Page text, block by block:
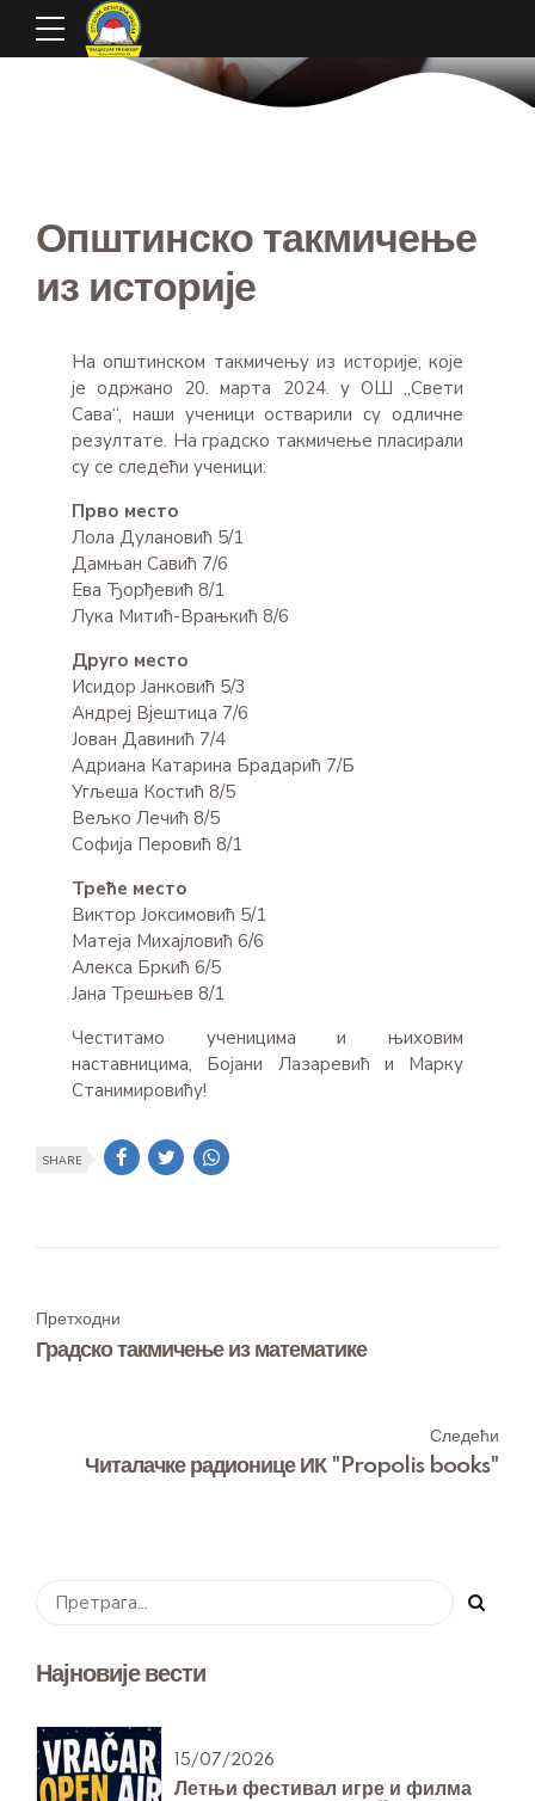
Општинско такмичење
из историје
На општинском такмичењу из историје, које
је одржано 20. марта 2024. у ОШ ,,Свети
Сава“, наши ученици остварили су одличне
резултате. На градско такмичење пласирали
су се следећи ученици:
Прво место
Лола Дулановић 5/1
Дамњан Савић 7/6
Ева Ђорђевић 8/1
Лука Митић-Врањкић 8/6
Друго место
Исидор Јанковић 5/3
Андреј Вјештица 7/6
Јован Давинић 7/4
Адриана Катарина Брадарић 7/Б
Угљеша Костић 8/5
Вељко Лечић 8/5
Софија Перовић 8/1
Треће место
Виктор Јоксимовић 5/1
Матеја Михајловић 6/6
Алекса Бркић 6/5
Јана Трешњев 8/1
Честитамо ученицима и њиховим
наставницима, Бојани Лазаревић и Марку
Станимировићу!
SHARE
Претходни
Градско такмичење из математике
Следећи
Читалачке радионице ИК "Propolis books"
Најновије вести
15/07/2026
Летњи фестивал игре и филма